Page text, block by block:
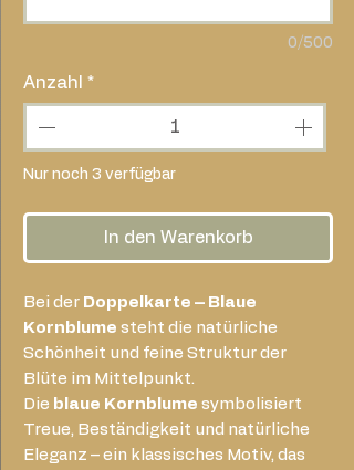
0/500
Anzahl *
Nur noch 3 verfügbar
In den Warenkorb
Bei der Doppelkarte – Blaue
Kornblume steht die natürliche
Schönheit und feine Struktur der
Blüte im Mittelpunkt.
Die blaue Kornblume symbolisiert
Treue, Beständigkeit und natürliche
Eleganz – ein klassisches Motiv, das